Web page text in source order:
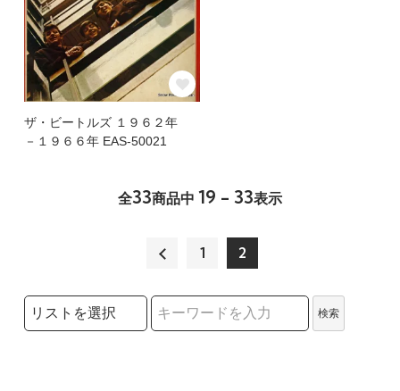
ザ・ビートルズ １９６２年
－１９６６年 EAS-50021
全33商品中 19 - 33表示
1 2
検索リストの選択
検索